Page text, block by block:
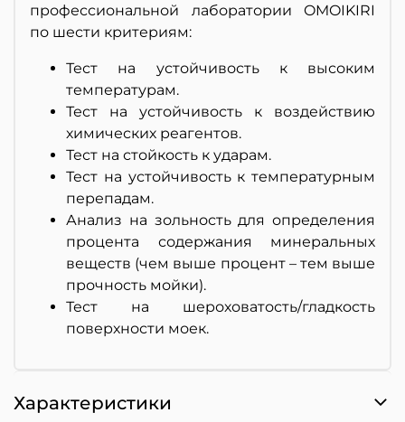
профессиональной лаборатории OMOIKIRI
по шести критериям:
Тест на устойчивость к высоким
температурам.
Тест на устойчивость к воздействию
химических реагентов.
Тест на стойкость к ударам.
Тест на устойчивость к температурным
перепадам.
Анализ на зольность для определения
процента содержания минеральных
веществ (чем выше процент – тем выше
прочность мойки).
Тест на шероховатость/гладкость
поверхности моек.
Характеристики